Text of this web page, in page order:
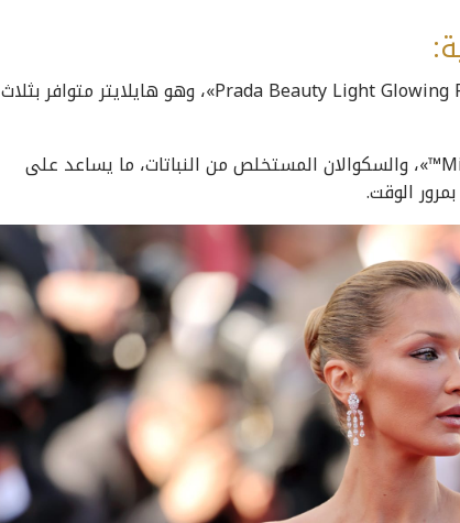
من بين المنتجات، التي اعتمدتها حديد، برز «Prada Beauty Light Glowing Powder»، وهو هايلايتر متوافر بثلاث
ويتميز هذا المنتج بتركيبته الغنية بلآلئ «Micro-Pixel™»، والسكوالان المستخلص من النباتات، ما يساعد على
الوقت.